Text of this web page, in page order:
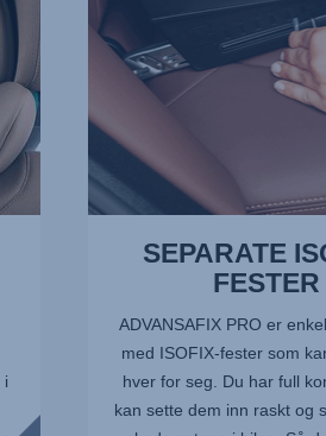
i
SEPARATE
FESTER
ADVANSAFIX PRO er
med ISOFIX-fester som
hver for seg. Du har full
kan sette dem inn raskt og